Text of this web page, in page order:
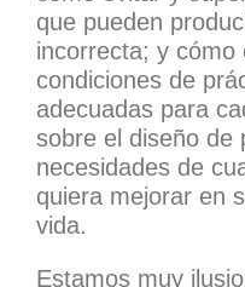
que pueden
incorrecta; y cómo
condiciones de
adecuadas para
sobre el diseño de
necesidades de
quiera mejorar en
vida.
Estamos muy